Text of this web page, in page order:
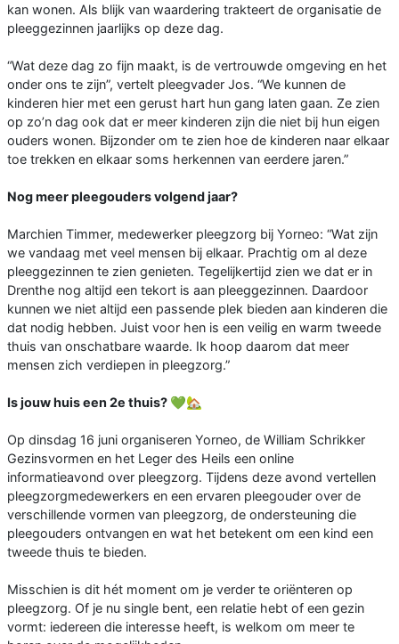
kan wonen. Als blijk van waardering trakteert de organisatie de
pleeggezinnen jaarlijks op deze dag.
“Wat deze dag zo fijn maakt, is de vertrouwde omgeving en het
onder ons te zijn”, vertelt pleegvader Jos. “We kunnen de
kinderen hier met een gerust hart hun gang laten gaan. Ze zien
op zo’n dag ook dat er meer kinderen zijn die niet bij hun eigen
ouders wonen. Bijzonder om te zien hoe de kinderen naar elkaar
toe trekken en elkaar soms herkennen van eerdere jaren.”
Nog meer pleegouders volgend jaar?
Marchien Timmer, medewerker pleegzorg bij Yorneo: “Wat zijn
we vandaag met veel mensen bij elkaar. Prachtig om al deze
pleeggezinnen te zien genieten. Tegelijkertijd zien we dat er in
Drenthe nog altijd een tekort is aan pleeggezinnen. Daardoor
kunnen we niet altijd een passende plek bieden aan kinderen die
dat nodig hebben. Juist voor hen is een veilig en warm tweede
thuis van onschatbare waarde. Ik hoop daarom dat meer
mensen zich verdiepen in pleegzorg.”
Is jouw huis een 2e thuis? 💚🏡
Op dinsdag 16 juni organiseren Yorneo, de William Schrikker
Gezinsvormen en het Leger des Heils een online
informatieavond over pleegzorg. Tijdens deze avond vertellen
pleegzorgmedewerkers en een ervaren pleegouder over de
verschillende vormen van pleegzorg, de ondersteuning die
pleegouders ontvangen en wat het betekent om een kind een
tweede thuis te bieden.
Misschien is dit hét moment om je verder te oriënteren op
pleegzorg. Of je nu single bent, een relatie hebt of een gezin
vormt: iedereen die interesse heeft, is welkom om meer te